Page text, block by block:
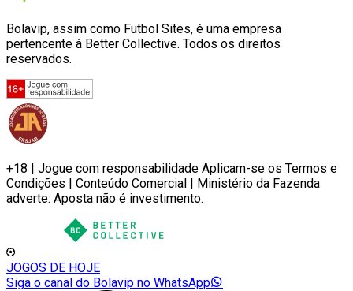
Bolavip, assim como Futbol Sites, é uma empresa
pertencente à Better Collective. Todos os direitos
reservados.
+18 | Jogue com responsabilidade Aplicam-se os Termos e
Condições | Conteúdo Comercial | Ministério da Fazenda
adverte: Aposta não é investimento.
JOGOS DE HOJE
Siga o canal do Bolavip no WhatsApp